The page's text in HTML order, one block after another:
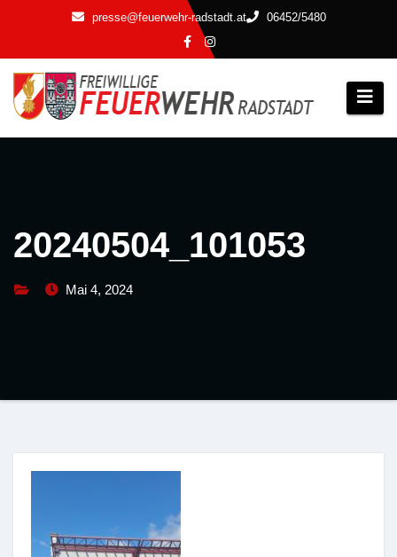
springen
presse@feuerwehr-radstadt.at 06452/5480
20240504_101053
Mai 4, 2024